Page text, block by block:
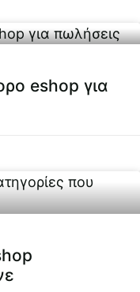
eshop για